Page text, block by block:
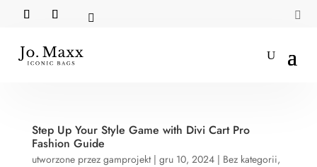
 
Step Up Your Style Game with Divi Cart Pro
Fashion Guide
utworzone przez gamprojekt| gru 10, 2024| Bez kategorii,